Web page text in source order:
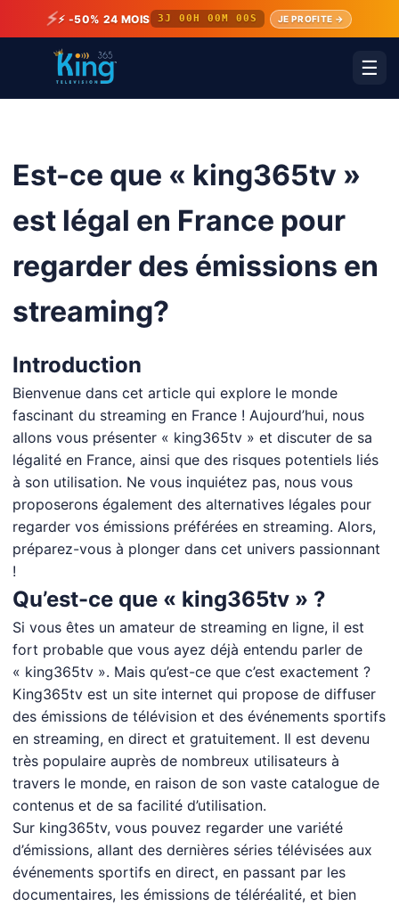
⚡⚡ -50% 24 MOIS 3J 00H 00M 00S JE PROFITE →
☰
Est-ce que « king365tv »
est légal en France pour
regarder des émissions en
streaming?
Introduction
Bienvenue dans cet article qui explore le monde
fascinant du streaming en France ! Aujourd’hui, nous
allons vous présenter « king365tv » et discuter de sa
légalité en France, ainsi que des risques potentiels liés
à son utilisation. Ne vous inquiétez pas, nous vous
proposerons également des alternatives légales pour
regarder vos émissions préférées en streaming. Alors,
préparez-vous à plonger dans cet univers passionnant
!
Qu’est-ce que « king365tv » ?
Si vous êtes un amateur de streaming en ligne, il est
fort probable que vous ayez déjà entendu parler de
« king365tv ». Mais qu’est-ce que c’est exactement ?
King365tv est un site internet qui propose de diffuser
des émissions de télévision et des événements sportifs
en streaming, en direct et gratuitement. Il est devenu
très populaire auprès de nombreux utilisateurs à
travers le monde, en raison de son vaste catalogue de
contenus et de sa facilité d’utilisation.
Sur king365tv, vous pouvez regarder une variété
d’émissions, allant des dernières séries télévisées aux
événements sportifs en direct, en passant par les
documentaires, les émissions de téléréalité, et bien